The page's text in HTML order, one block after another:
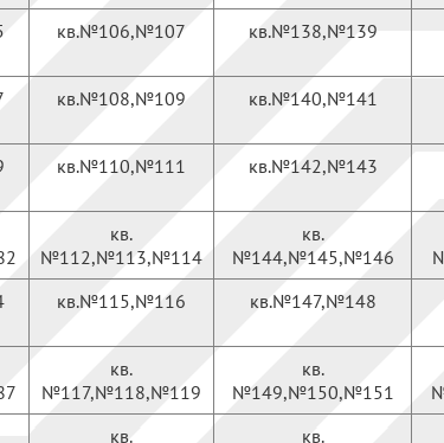
кв.№106,№107 кв.№138,№139
кв.№108,№109 кв.№140,№141
кв.№110,№111 кв.№142,№143
кв.
№112,№113,№114
кв.
№144,№145,№146
кв.№115,№116 кв.№147,№148
кв.
№117,№118,№119
кв.
№149,№150,№151
кв.
кв.